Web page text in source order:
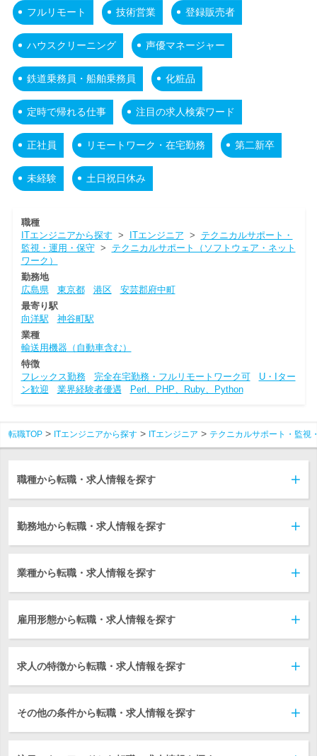
フルリモート 技術営業 登録販売者
ハウスクリーニング 声優マネージャー
鉄道乗務員・船舶乗務員 化粧品
定時で帰れる仕事 注目の求人検索ワード
正社員 リモートワーク・在宅勤務 第二新卒
未経験 土日祝日休み
職種
ITエンジニアから探す > ITエンジニア > テクニカルサポート・
監視・運用・保守> テクニカルサポート（ソフトウェア・ネット
ワーク）
勤務地
広島県
東京都 港区
安芸郡府中町
最寄り駅
向洋駅
神谷町駅
業種
輸送用機器（自動車含む）
特徴
フレックス勤務
完全在宅勤務・フルリモートワーク可
U・Iター
ン歓迎
業界経験者優遇 Perl、PHP、Ruby、Python
転職TOP ITエンジニアから探す ITエンジニア テクニカルサポート・監視
職種から転職・求人情報を探す
勤務地から転職・求人情報を探す
業種から転職・求人情報を探す
雇用形態から転職・求人情報を探す
求人の特徴から転職・求人情報を探す
その他の条件から転職・求人情報を探す